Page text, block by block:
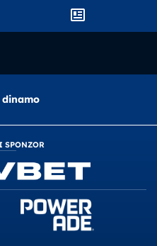
SPONZOR